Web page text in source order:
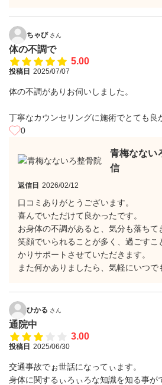
ちゃび さん
体の不調で
5.00
投稿日 2025/07/07
体の不調がありお伺いしました。
丁寧なカウンセリングに施術でとても良
0
青梅なな
信
返信日 2026/02/12
口コミありがとうございます。
喜んでいただけて良かったです。
お身体の不調があると、気分も落ちて
笑顔でいられることが多く、過ごすこ
かりサポートさせていただきます。
また何かありましたら、気軽にいつで
ひかる さん
通院中
3.00
投稿日 2025/06/30
交通事故でぉ世話になってぃます。
身体に関するぃろぃろな知識を知る事が